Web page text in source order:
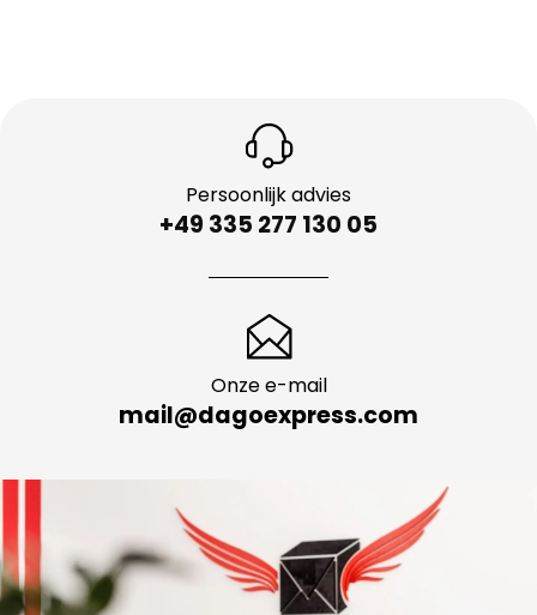
Persoonlijk advies
+49 335 277 130 05
Onze e-mail
mail@dagoexpress.com